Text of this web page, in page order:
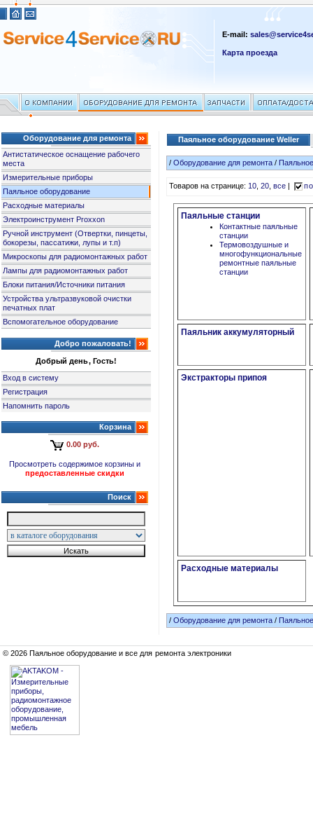
E-mail:
Карта проезда
Оборудование для ремонта
Антистатическое оснащение рабочего
места
Измерительные приборы
Паяльное оборудование
Расходные материалы
Электроинструмент Proxxon
Ручной инструмент (Отвертки, пинцеты,
бокорезы, пассатижи, лупы и т.п)
Микроскопы для радиомонтажных работ
Лампы для радиомонтажных работ
Блоки питания/Источники питания
Устройства ультразвуковой очистки
печатных плат
Вспомогательное оборудование
Добро пожаловать!
Добрый день, Гость!
Вход в систему
Регистрация
Напомнить пароль
Корзина
0.00 руб.
Просмотреть содержимое корзины и
предоставленные скидки
Поиск
Паяльное оборудование Weller
/Оборудование для ремонта /
Товаров на странице:10,20,все
Паяльные станции
Контактные паяльные
станции
Термовоздушные и
многофункциональные
ремонтные паяльные
станции
Паяльник аккумуляторный
Экстракторы припоя
Расходные материалы
/Оборудование для ремонта /
© 2026 Паяльное оборудование и все для ремонта электроники